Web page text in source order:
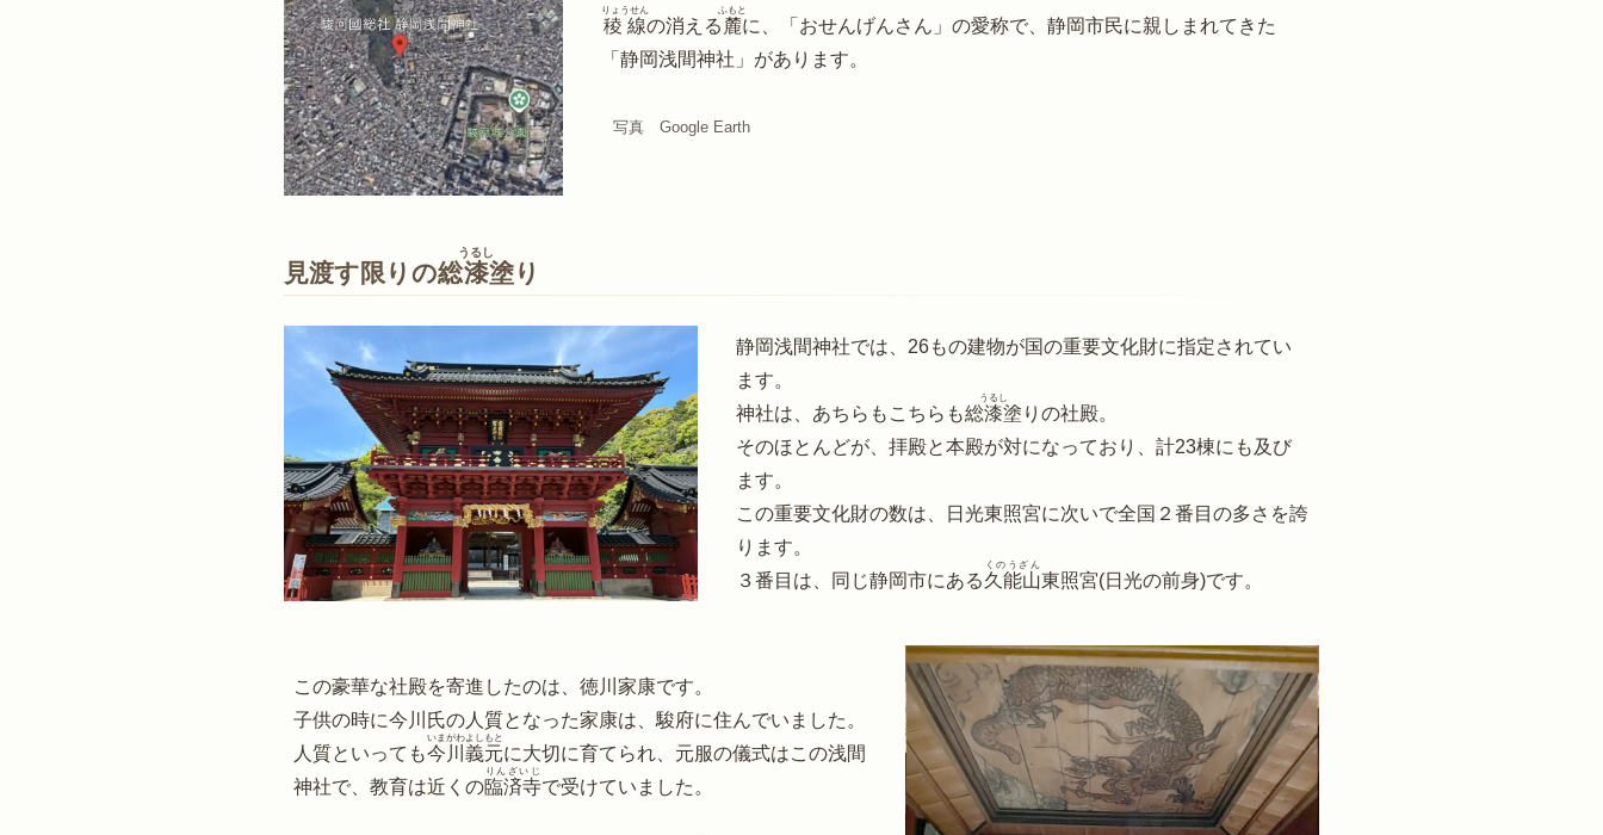
稜線
りょうせん
の消える 麓
ふもと
に、「おせんげんさん」の愛称で、静岡市民に親しまれてきた
「静岡浅間神社」があります。
写真　Google Earth
見渡す限りの総漆
うるし
塗り
静岡浅間神社では、26もの建物が国の重要文化財に指定されてい
ます。
神社は、あちらもこちらも総漆
うるし
塗りの社殿。
そのほとんどが、拝殿と本殿が対になっており、計23棟にも及び
ます。
この重要文化財の数は、日光東照宮に次いで全国２番目の多さを誇
ります。
３番目は、同じ静岡市にある久能山
くのうざん
東照宮(日光の前身)です。
この豪華な社殿を寄進したのは、徳川家康です。
子供の時に今川氏の人質となった家康は、駿府に住んでいました。
人質といっても今川義元
いまがわよしもと
に大切に育てられ、元服の儀式はこの浅間
神社で、教育は近くの臨済寺
りんざいじ
で受けていました。